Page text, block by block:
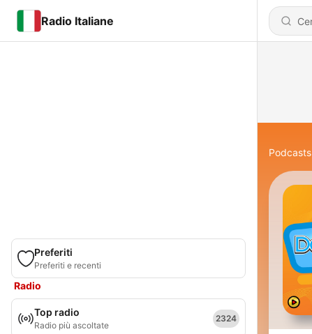
Radio Italiane
Preferiti
Preferiti e recenti
Radio
Top radio
Radio più ascoltate
2324
Podcasts